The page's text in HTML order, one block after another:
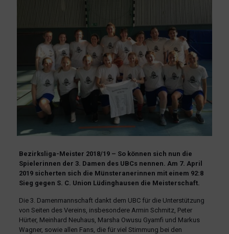
Bezirksliga-Meister 2018/19 – So können sich nun die
Spielerinnen der 3. Damen des UBCs nennen. Am 7. April
2019 sicherten sich die Münsteranerinnen mit einem 92:8
Sieg gegen S. C. Union Lüdinghausen die Meisterschaft.
Die 3. Damenmannschaft dankt dem UBC für die Unterstützung
von Seiten des Vereins, insbesondere Armin Schmitz, Peter
Hürter, Meinhard Neuhaus, Marsha Owusu Gyamfi und Markus
Wagner, sowie allen Fans, die für viel Stimmung bei den